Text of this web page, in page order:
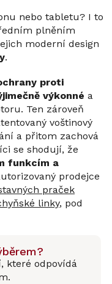
nebo tabletu? I to
plněním
moderní design
.
proti
výkonné a
Ten zároveň
voštinový
a přitom zachová
se shodují, že
funkcím a
prodejce
praček
linky, pod
které odpovídá